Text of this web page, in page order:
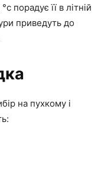
порадує її в літній
приведуть до
на пухкому і